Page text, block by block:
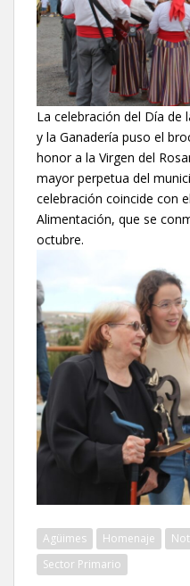
La celebración del Día de
y la Ganadería puso el
honor a la Virgen del
mayor perpetua del
celebración coincide con
Alimentación, que se
octubre.
Agüimes Homenaje
Sector Primario